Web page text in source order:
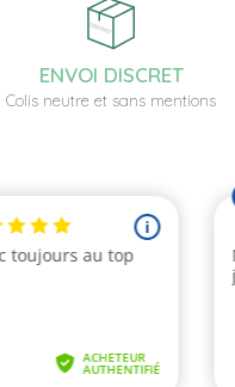
ENVOI DISCRET
Colis neutre et sans mentions